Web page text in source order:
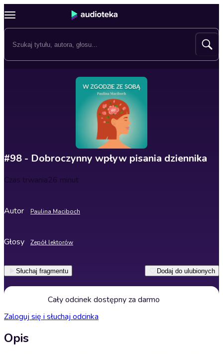
#98 - Dobroczynny wpływ pisania dziennika
Czas trwania26 minut
Autor Paulina Maciboch
Głosy Zepół lektorów
Słuchaj fragmentu Dodaj do ulubionych
Cały odcinek dostępny za darmo
Zaloguj się i słuchaj odcinka
Opis